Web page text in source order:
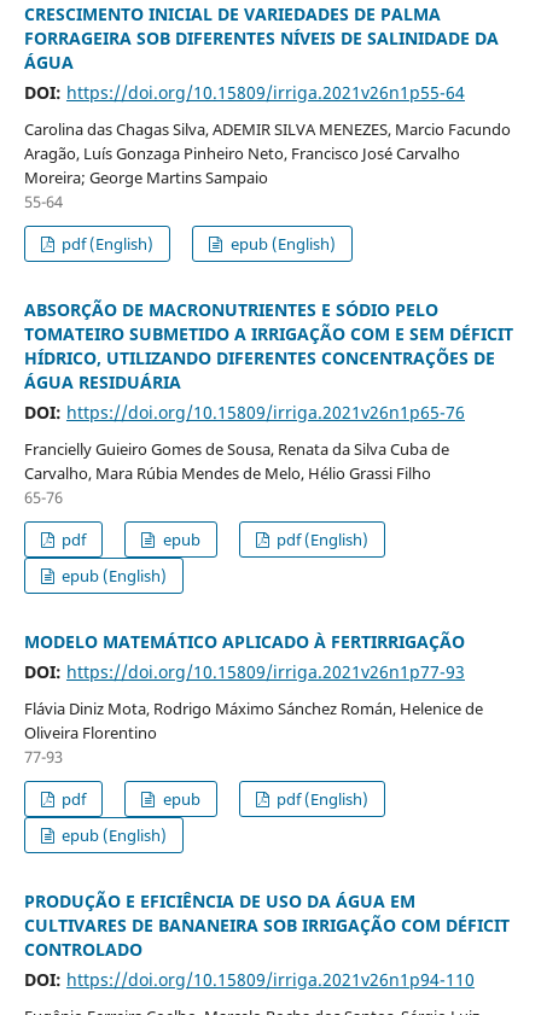
CRESCIMENTO INICIAL DE VARIEDADES DE PALMA
FORRAGEIRA SOB DIFERENTES NÍVEIS DE SALINIDADE DA
ÁGUA
DOI: https://doi.org/10.15809/irriga.2021v26n1p55-64
Carolina das Chagas Silva, ADEMIR SILVA MENEZES, Marcio Facundo
Aragão, Luís Gonzaga Pinheiro Neto, Francisco José Carvalho
Moreira; George Martins Sampaio
55-64
pdf (English)
epub (English)
ABSORÇÃO DE MACRONUTRIENTES E SÓDIO PELO
TOMATEIRO SUBMETIDO A IRRIGAÇÃO COM E SEM DÉFICIT
HÍDRICO, UTILIZANDO DIFERENTES CONCENTRAÇÕES DE
ÁGUA RESIDUÁRIA
DOI: https://doi.org/10.15809/irriga.2021v26n1p65-76
Francielly Guieiro Gomes de Sousa, Renata da Silva Cuba de
Carvalho, Mara Rúbia Mendes de Melo, Hélio Grassi Filho
65-76
pdf
epub
pdf (English)
epub (English)
MODELO MATEMÁTICO APLICADO À FERTIRRIGAÇÃO
DOI: https://doi.org/10.15809/irriga.2021v26n1p77-93
Flávia Diniz Mota, Rodrigo Máximo Sánchez Román, Helenice de
Oliveira Florentino
77-93
pdf
epub
pdf (English)
epub (English)
PRODUÇÃO E EFICIÊNCIA DE USO DA ÁGUA EM
CULTIVARES DE BANANEIRA SOB IRRIGAÇÃO COM DÉFICIT
CONTROLADO
DOI: https://doi.org/10.15809/irriga.2021v26n1p94-110